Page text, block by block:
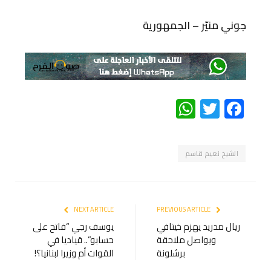
جوني منيّر – الجمهورية
Facebook
Twitter
WhatsApp
الشيخ نعيم قاسم
ريال مدريد يهزم خيتافي
ويواصل ملاحقة
برشلونة
NEXT ARTICLE
يوسف رجي “فاتح على
حسابو”.. قياديا في
القوات أم وزيرا لبنانيا؟!